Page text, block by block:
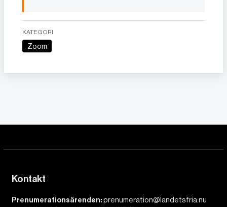
KATEGORI
Zoom
Kontakt
Prenumerationsärenden:prenumeration@landetsfria.nu